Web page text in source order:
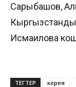
Сарыбашов,
Исмаилова
ТЕГТЕР корея